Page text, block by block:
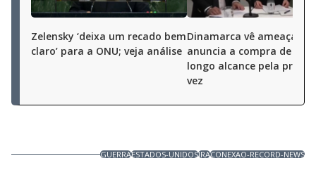
Zelensky ‘deixa um recado bem
claro’ para a ONU; veja análise
Dinamarca vê ameaça
anuncia a compra de
longo alcance pela
vez
GUERRAESTADOS-UNIDOSIRACONEXAO-RECORD-NEWS